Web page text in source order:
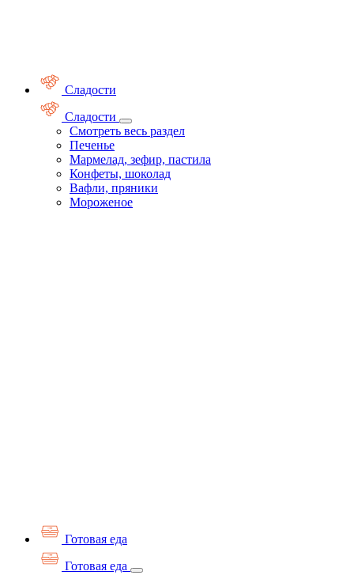
Сладости
Сладости
Смотреть весь раздел
Печенье
Мармелад, зефир, пастила
Конфеты, шоколад
Вафли, пряники
Мороженое
Готовая еда
Готовая еда